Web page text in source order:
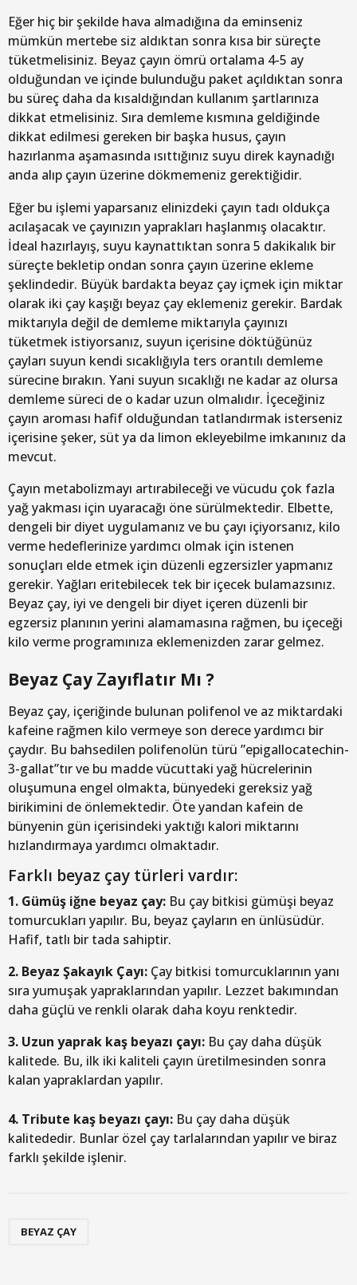
Eğer hiç bir şekilde hava almadığına da eminseniz
mümkün mertebe siz aldıktan sonra kısa bir süreçte
tüketmelisiniz. Beyaz çayın ömrü ortalama 4-5 ay
olduğundan ve içinde bulunduğu paket açıldıktan sonra
bu süreç daha da kısaldığından kullanım şartlarınıza
dikkat etmelisiniz. Sıra demleme kısmına geldiğinde
dikkat edilmesi gereken bir başka husus, çayın
hazırlanma aşamasında ısıttığınız suyu direk kaynadığı
anda alıp çayın üzerine dökmemeniz gerektiğidir.
Eğer bu işlemi yaparsanız elinizdeki çayın tadı oldukça
acılaşacak ve çayınızın yaprakları haşlanmış olacaktır.
İdeal hazırlayış, suyu kaynattıktan sonra 5 dakikalık bir
süreçte bekletip ondan sonra çayın üzerine ekleme
şeklindedir. Büyük bardakta beyaz çay içmek için miktar
olarak iki çay kaşığı beyaz çay eklemeniz gerekir. Bardak
miktarıyla değil de demleme miktarıyla çayınızı
tüketmek istiyorsanız, suyun içerisine döktüğünüz
çayları suyun kendi sıcaklığıyla ters orantılı demleme
sürecine bırakın. Yani suyun sıcaklığı ne kadar az olursa
demleme süreci de o kadar uzun olmalıdır. İçeceğiniz
çayın aroması hafif olduğundan tatlandırmak isterseniz
içerisine şeker, süt ya da limon ekleyebilme imkanınız da
mevcut.
Çayın metabolizmayı artırabileceği ve vücudu çok fazla
yağ yakması için uyaracağı öne sürülmektedir. Elbette,
dengeli bir diyet uygulamanız ve bu çayı içiyorsanız, kilo
verme hedeflerinize yardımcı olmak için istenen
sonuçları elde etmek için düzenli egzersizler yapmanız
gerekir. Yağları eritebilecek tek bir içecek bulamazsınız.
Beyaz çay, iyi ve dengeli bir diyet içeren düzenli bir
egzersiz planının yerini alamamasına rağmen, bu içeceği
kilo verme programınıza eklemenizden zarar gelmez.
Beyaz ÇayZayıflatır Mı ?
Beyaz çay, içeriğinde bulunan polifenol ve az miktardaki
kafeine rağmen kilo vermeye son derece yardımcı bir
çaydır. Bu bahsedilen polifenolün türü ”epigallocatechin-
3-gallat”tır ve bu madde vücuttaki yağ hücrelerinin
oluşumuna engel olmakta, bünyedeki gereksiz yağ
birikimini de önlemektedir. Öte yandan kafein de
bünyenin gün içerisindeki yaktığı kalori miktarını
hızlandırmaya yardımcı olmaktadır.
Farklı beyaz çay türleri vardır:
1. Gümüş iğne beyaz çay: Bu çay bitkisi gümüşi beyaz
tomurcukları yapılır. Bu, beyaz çayların en ünlüsüdür.
Hafif, tatlı bir tada sahiptir.
2. Beyaz Şakayık Çayı: Çay bitkisi tomurcuklarının yanı
sıra yumuşak yapraklarından yapılır. Lezzet bakımından
daha güçlü ve renkli olarak daha koyu renktedir.
3. Uzun yaprak kaş beyazı çayı: Bu çay daha düşük
kalitede. Bu, ilk iki kaliteli çayın üretilmesinden sonra
kalan yapraklardan yapılır.
4. Tribute kaş beyazı çayı: Bu çay daha düşük
kalitededir. Bunlar özel çay tarlalarından yapılır ve biraz
farklı şekilde işlenir.
BEYAZ ÇAY